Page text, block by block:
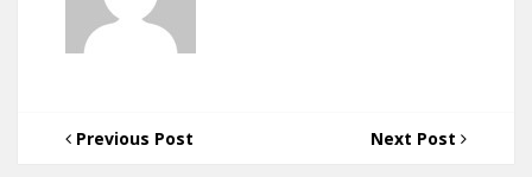
Previous Post Next Post